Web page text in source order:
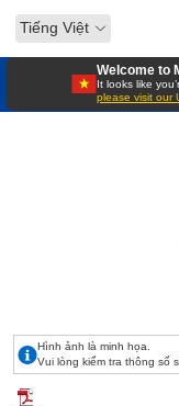
Tiếng Việt
Welcome to
It looks like
please visit our
Hình ảnh là minh họa.
Vui lòng kiểm tra thông số